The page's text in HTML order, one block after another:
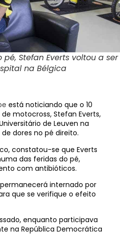
Stefan Everts voltou a ser
na Bélgica
está noticiando que o 10
motocross, Stefan Everts,
de Leuven na
dores no pé direito.
constatou-se que Everts
das feridas do pé,
com antibióticos.
internado por
que se verifique o efeito
enquanto participava
na República Democrática